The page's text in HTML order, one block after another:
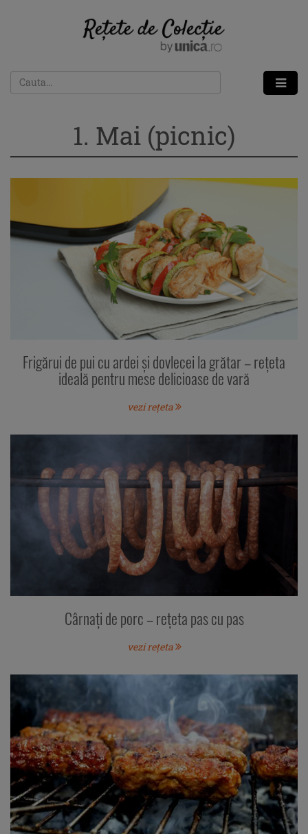
1. Mai (picnic)
Frigărui de pui cu ardei și dovlecei la grătar – rețeta
ideală pentru mese delicioase de vară
vezi rețeta
Cârnaţi de porc – rețeta pas cu pas
vezi rețeta